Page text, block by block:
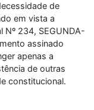
de
em vista a
Nº 234, SEGUNDA-
assinado
apenas a
de outras
constitucional.